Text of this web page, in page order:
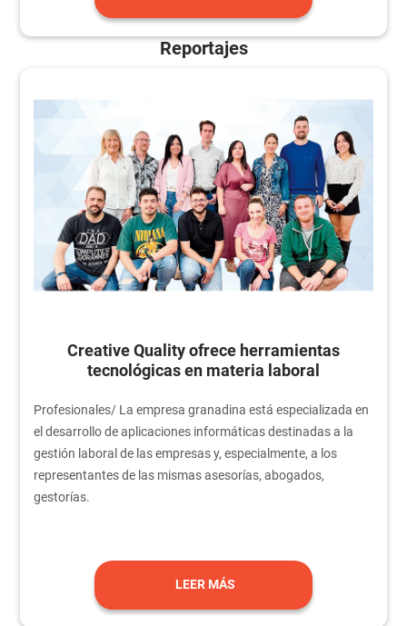
Reportajes
Creative Quality ofrece herramientas
tecnológicas en materia laboral
Profesionales/ La empresa granadina está especializada en
el desarrollo de aplicaciones informáticas destinadas a la
gestión laboral de las empresas y, especialmente, a los
representantes de las mismas asesorías, abogados,
gestorías.
LEER MÁS